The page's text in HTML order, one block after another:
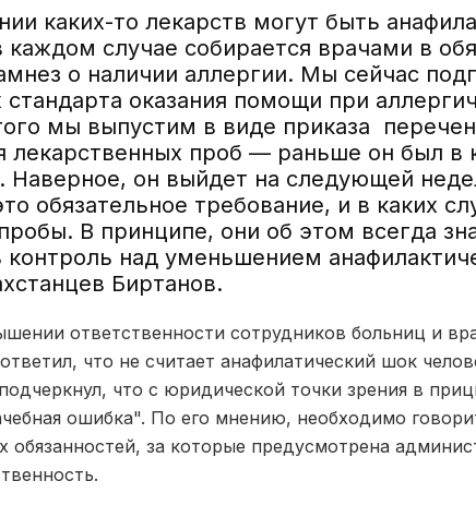
каких-то лекарств могут быть
каждом случае собирается врачами в
о наличии аллергии. Мы сейчас
стандарта оказания помощи при
мы выпустим в виде приказа
лекарственных проб — раньше он был в
Наверное, он выйдет на следующей
обязательное требование, и в каких
В принципе, они об этом всегда
контроль над уменьшением
Биртанов.
ответственности сотрудников больниц и
что не считает анафилатический шок
что с юридической точки зрения в
ошибка". По его мнению, необходимо
обязанностей, за которые предусмотрена